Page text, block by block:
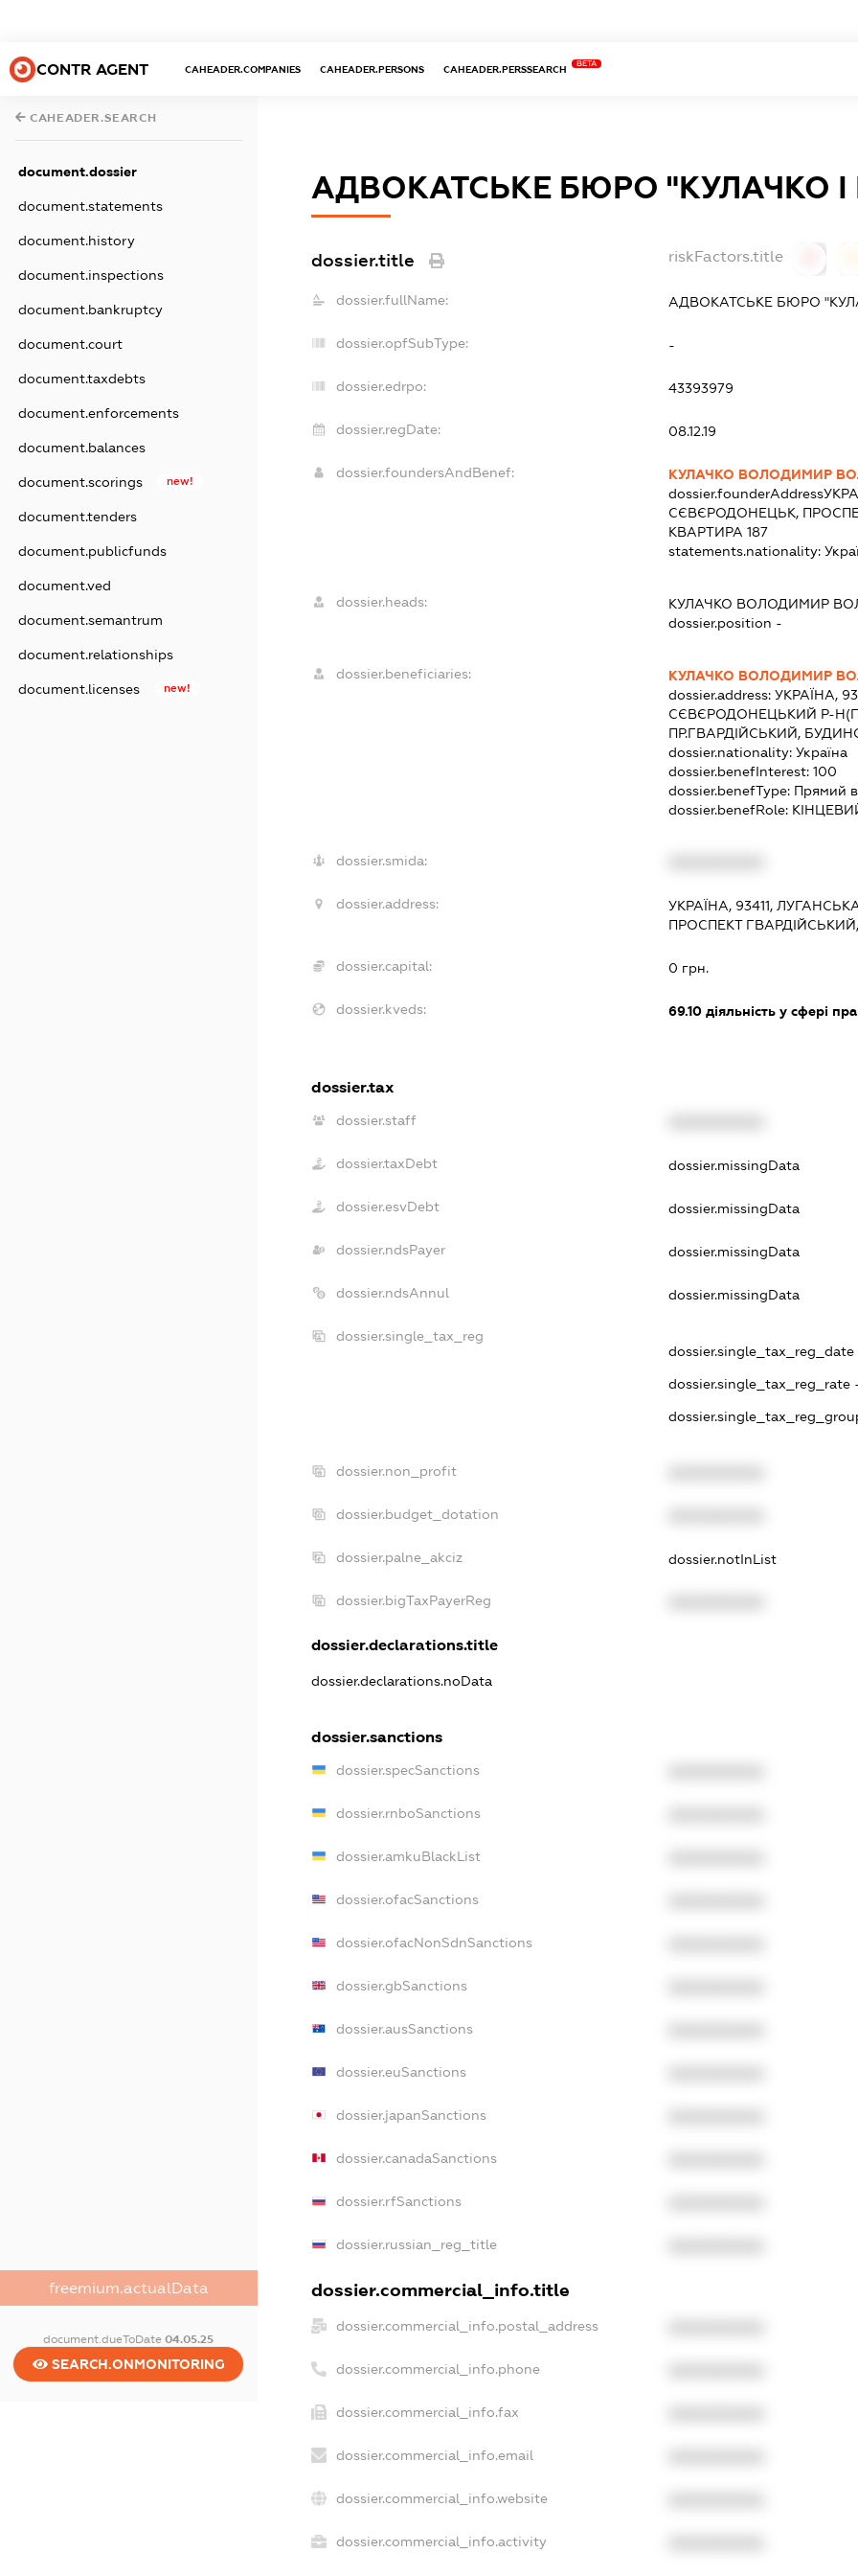
CONTR AGENT CAHEADER.COMPANIES CAHEADER.PERSONS CAHEADER.PERSSEARCH
BETA
CAHEADER.SEARCH
document.dossier
document.statements
document.history
document.inspections
document.bankruptcy
document.court
document.taxdebts
document.enforcements
document.balances
document.scorings new!
document.tenders
document.publicfunds
document.ved
document.semantrum
document.relationships
document.licenses new!
freemium.actualData
document.dueToDate04.05.25
SEARCH.ONMONITORING
АДВОКАТСЬКЕ БЮРО "КУЛАЧКО І
dossier.title riskFactors.title
dossier.fullName: АДВОКАТСЬКЕ БЮРО
dossier.opfSubType: -
dossier.edrpo: 43393979
dossier.regDate: 08.12.19
dossier.foundersAndBenef:
КУЛАЧКО ВОЛОДИМИР
dossier.founderAddress
СЄВЄРОДОНЕЦЬК,
КВАРТИРА 187
statements.nationality:
dossier.heads: КУЛАЧКО ВОЛОДИМИР
dossier.position -
dossier.beneficiaries:
КУЛАЧКО ВОЛОДИМИР
dossier.address: УКРАЇНА,
СЄВЄРОДОНЕЦЬКИЙ Р-
ПР.ГВАРДІЙСЬКИЙ,
dossier.nationality: Україна
dossier.benefInterest: 100
dossier.benefType: Прямий
dossier.benefRole:
dossier.smida:
dossier.address:
УКРАЇНА, 93411,
ПРОСПЕКТ
dossier.capital: 0 грн.
dossier.kveds: 69.10діяльність у сфері
dossier.tax
dossier.staff
dossier.taxDebt dossier.missingData
dossier.esvDebt dossier.missingData
dossier.ndsPayer dossier.missingData
dossier.ndsAnnul dossier.missingData
dossier.single_tax_reg
dossier.single_tax_reg_date
dossier.single_tax_reg_rate
dossier.non_profit
dossier.budget_dotation
dossier.palne_akciz dossier.notInList
dossier.bigTaxPayerReg
dossier.declarations.title
dossier.declarations.noData
dossier.sanctions
dossier.specSanctions
dossier.rnboSanctions
dossier.amkuBlackList
dossier.ofacSanctions
dossier.ofacNonSdnSanctions
dossier.gbSanctions
dossier.ausSanctions
dossier.euSanctions
dossier.japanSanctions
dossier.canadaSanctions
dossier.rfSanctions
dossier.russian_reg_title
dossier.commercial_info.title
dossier.commercial_info.postal_address
dossier.commercial_info.phone
dossier.commercial_info.fax
dossier.commercial_info.email
dossier.commercial_info.website
dossier.commercial_info.activity